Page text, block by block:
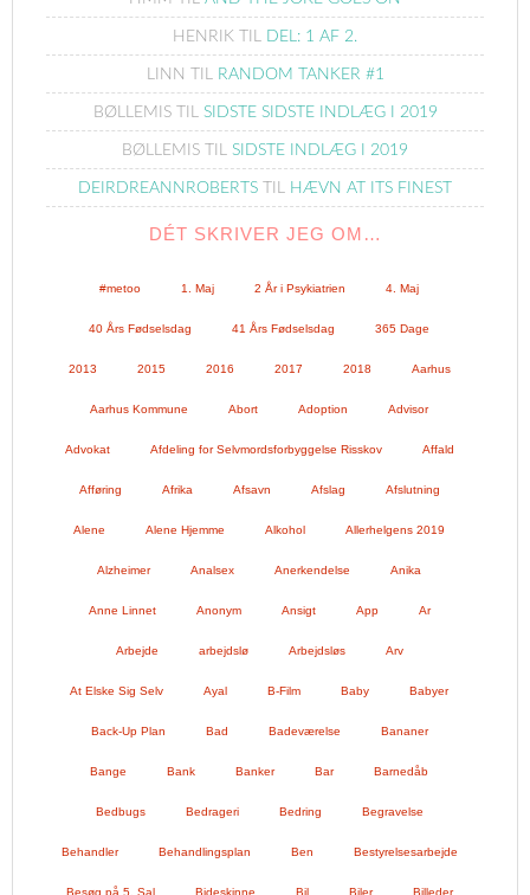
HENRIK TIL DEL: 1 AF 2.
LINN TIL RANDOM TANKER #1
BØLLEMISTIL SIDSTE SIDSTE INDLÆG I 2019
BØLLEMIS TIL SIDSTE INDLÆG I 2019
DEIRDREANNROBERTS TIL HÆVN AT ITS FINEST
DÉT SKRIVER JEG OM…
#metoo 1. Maj 2 År i Psykiatrien 4. Maj
40 Års Fødselsdag 41 Års Fødselsdag 365 Dage
2013 2015 2016 2017 2018 Aarhus
Aarhus Kommune Abort Adoption Advisor
Advokat Afdeling for Selvmordsforbyggelse Risskov Affald
Afføring Afrika Afsavn Afslag Afslutning
Alene Alene Hjemme Alkohol Allerhelgens 2019
Alzheimer Analsex Anerkendelse Anika
Anne Linnet Anonym Ansigt App Ar
Arbejde arbejdslø Arbejdsløs Arv
At Elske Sig Selv Ayal B-Film Baby Babyer
Back-Up Plan Bad Badeværelse Bananer
Bange Bank Banker Bar Barnedåb
Bedbugs Bedrageri Bedring Begravelse
Behandler Behandlingsplan Ben Bestyrelsesarbejde
Besøg på 5. Sal Bideskinne Bil Biler Billeder